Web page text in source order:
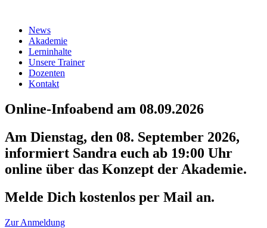
News
Akademie
Lerninhalte
Unsere Trainer
Dozenten
Kontakt
Online-Infoabend am 08.09.2026
Am Dienstag, den 08. September 2026,
informiert Sandra euch ab 19:00 Uhr
online über das Konzept der Akademie.
Melde Dich kostenlos per Mail an.
Zur Anmeldung